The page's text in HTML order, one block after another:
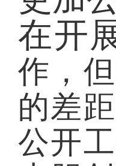
在开
作，
的差
公开